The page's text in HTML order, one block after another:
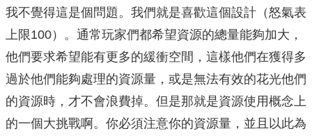
我不覺得這是個問題。我們就是喜歡這個設計（怒氣表
上限100）。通常玩家們都希望資源的總量能夠加大，
他們要求希望能有更多的緩衝空間，這樣他們在獲得多
過於他們能夠處理的資源量，或是無法有效的花光他們
的資源時，才不會浪費掉。但是那就是資源使用概念上
的一個大挑戰啊。你必須注意你的資源量，並且以此為